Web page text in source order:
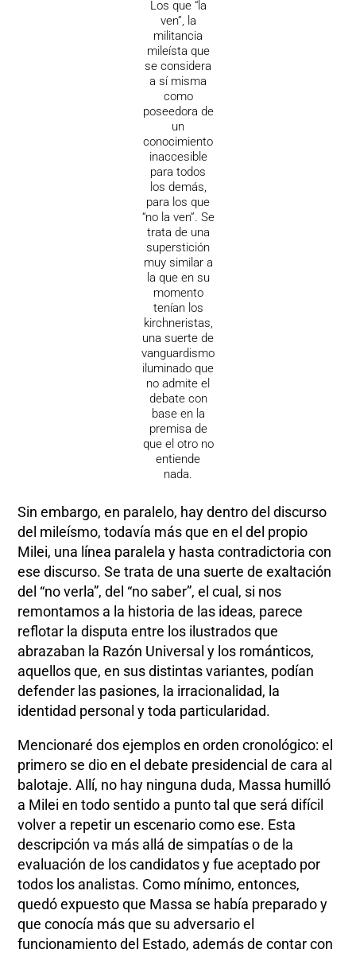
Los que “la
ven”, la
militancia
mileísta que
se considera
a sí misma
como
poseedora de
un
conocimiento
inaccesible
para todos
los demás,
para los que
“no la ven”. Se
trata de una
superstición
muy similar a
la que en su
momento
tenían los
kirchneristas,
una suerte de
vanguardismo
iluminado que
no admite el
debate con
base en la
premisa de
que el otro no
entiende
nada.
Sin embargo, en paralelo, hay dentro del discurso
del mileísmo, todavía más que en el del propio
Milei, una línea paralela y hasta contradictoria con
ese discurso. Se trata de una suerte de exaltación
del “no verla”, del “no saber”, el cual, si nos
remontamos a la historia de las ideas, parece
reflotar la disputa entre los ilustrados que
abrazaban la Razón Universal y los románticos,
aquellos que, en sus distintas variantes, podían
defender las pasiones, la irracionalidad, la
identidad personal y toda particularidad.
Mencionaré dos ejemplos en orden cronológico: el
primero se dio en el debate presidencial de cara al
balotaje. Allí, no hay ninguna duda, Massa humilló
a Milei en todo sentido a punto tal que será difícil
volver a repetir un escenario como ese. Esta
descripción va más allá de simpatías o de la
evaluación de los candidatos y fue aceptado por
todos los analistas. Como mínimo, entonces,
quedó expuesto que Massa se había preparado y
que conocía más que su adversario el
funcionamiento del Estado, además de contar con